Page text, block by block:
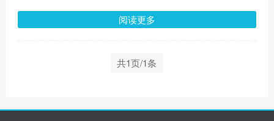
阅读更多
共1页/1条